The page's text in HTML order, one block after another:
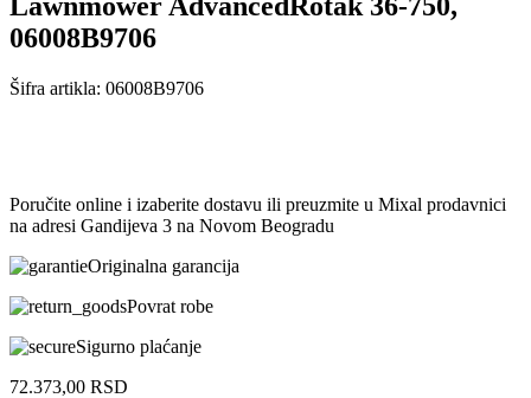
06008B9706
Šifra artikla: 06008B9706
Poručite online i izaberite dostavu ili preuzmite u Mixal prodavnici
na adresi Gandijeva 3 na Novom Beogradu
Originalna garancija
Povrat robe
Sigurno plaćanje
72.373,00 RSD